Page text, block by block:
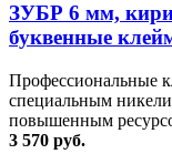
ЗУБР 6 мм,
буквенные
Профессиональные
специальным
повышенным
3 570 руб.